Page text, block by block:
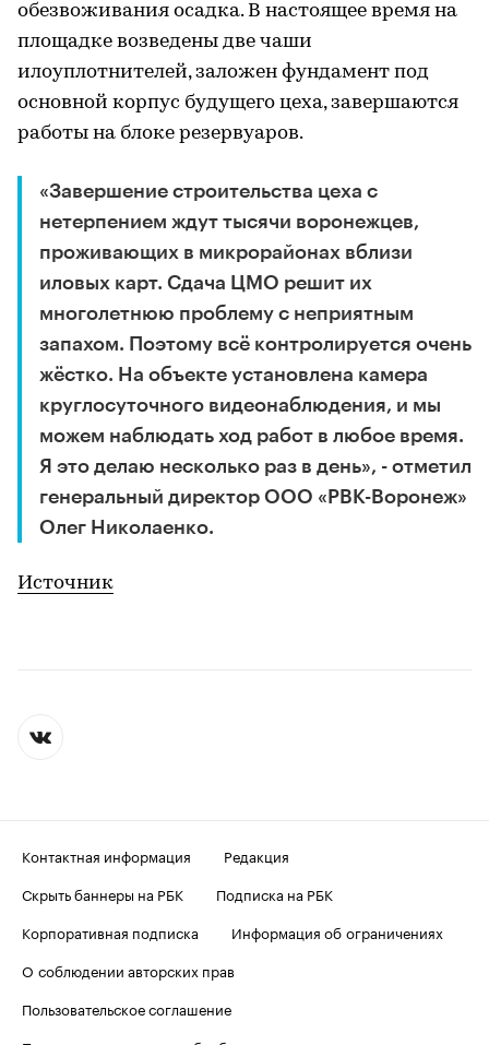
обезвоживания осадка. В настоящее время на
площадке возведены две чаши
илоуплотнителей, заложен фундамент под
основной корпус будущего цеха, завершаются
работы на блоке резервуаров.
«Завершение строительства цеха с
нетерпением ждут тысячи воронежцев,
проживающих в микрорайонах вблизи
иловых карт. Сдача ЦМО решит их
многолетнюю проблему с неприятным
запахом. Поэтому всё контролируется очень
жёстко. На объекте установлена камера
круглосуточного видеонаблюдения, и мы
можем наблюдать ход работ в любое время.
Я это делаю несколько раз в день», - отметил
генеральный директор ООО «РВК-Воронеж»
Олег Николаенко.
Источник
Контактная информация
Редакция
Скрыть баннеры на РБК
Подписка на РБК
Корпоративная подписка
Информация об ограничениях
О соблюдении авторских прав
Пользовательское соглашение